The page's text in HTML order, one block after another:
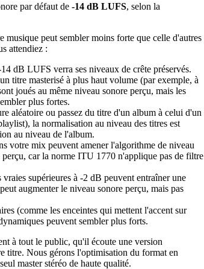
par défaut de -14 dB LUFS, selon la
musique peut sembler moins forte que celle d'autres
attendiez :
dB LUFS verra ses niveaux de crête préservés.
titre masterisé à plus haut volume (par exemple, à
joués au même niveau sonore perçu, mais les
plus fortes.
aléatoire ou passez du titre d'un album à celui d'un
la normalisation au niveau des titres est
au niveau de l'album.
votre mix peuvent amener l'algorithme de niveau
perçu, car la norme ITU 1770 n'applique pas de filtre
vraies supérieures à -2 dB peuvent entraîner une
augmenter le niveau sonore perçu, mais pas
(comme les enceintes qui mettent l'accent sur
peuvent sembler plus forts.
à tout le public, qu'il écoute une version
titre. Nous gérons l'optimisation du format en
master stéréo de haute qualité.